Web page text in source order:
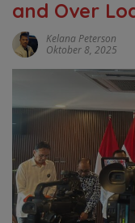
and Over
Kelana Peterson
Oktober 8, 2025